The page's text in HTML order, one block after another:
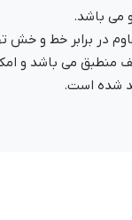
در برابر خط و خش
منطبق می باشد و
شده است.